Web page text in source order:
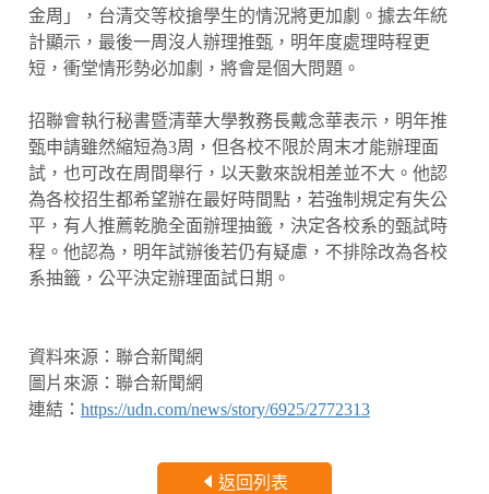
金周」，台清交等校搶學生的情況將更加劇。據去年統
計顯示，最後一周沒人辦理推甄，明年度處理時程更
短，衝堂情形勢必加劇，將會是個大問題。
招聯會執行秘書暨清華大學教務長戴念華表示，明年推
甄申請雖然縮短為3周，但各校不限於周末才能辦理面
試，也可改在周間舉行，以天數來說相差並不大。他認
為各校招生都希望辦在最好時間點，若強制規定有失公
平，有人推薦乾脆全面辦理抽籤，決定各校系的甄試時
程。他認為，明年試辦後若仍有疑慮，不排除改為各校
系抽籤，公平決定辦理面試日期。
資料來源：聯合新聞網
圖片來源：聯合新聞網
連結： https://udn.com/news/story/6925/2772313
返回列表